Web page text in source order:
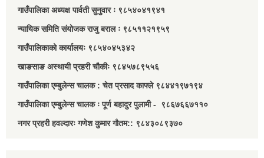
गाउँपालिका अध्यक्ष पार्वती सुनुवार ः ९८५४०४१९४१
न्यायिक समिति संयोजक राजु बराल ः ९८५११२१९५९
गाउँपालिकाको कार्यालयः ९८५४०४५३४२
खाङसाङ अस्थायी प्रहरी चौकीः ९८४५७८९५५६
गाउँपालिका एम्बुलेन्स चालक : चेत प्रसाद काफ्ले ९८४४१९७१९४
गाउँपालिका एम्बुलेन्स चालक ः पूर्ण बहादुर पुलामी - ९८६७६६७११०
नगर प्रहरी हवल्दारः गणेश कुमार गौतम:: ९८४३०८९३७०